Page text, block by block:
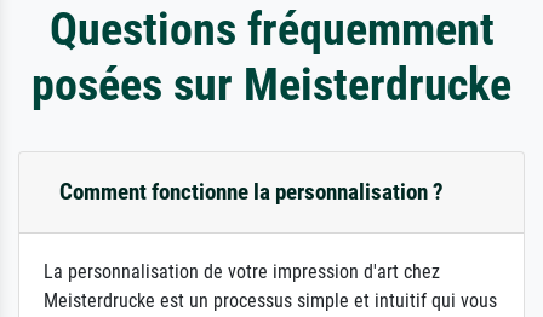
Questions fréquemment
posées sur Meisterdrucke
Comment fonctionne la personnalisation ?
La personnalisation de votre impression d'art chez
Meisterdrucke est un processus simple et intuitif qui vous